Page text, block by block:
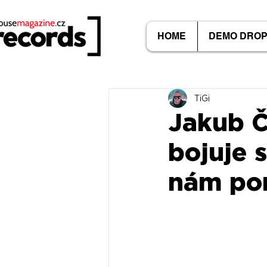
HOME DEMO DROP
Jakub
bojuje
nám
TiGi